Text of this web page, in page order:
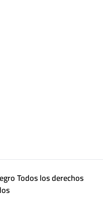
Todos los derechos